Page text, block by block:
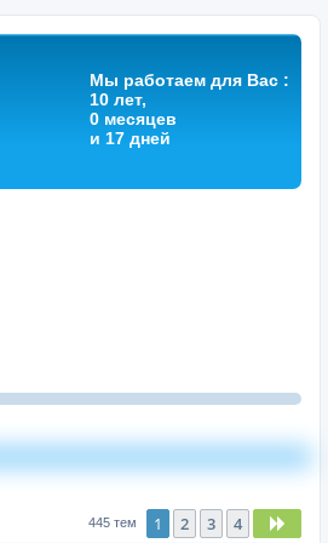
Мы работаем для Вас :
10 лет,
0 месяцев
и 17 дней
445 тем 1 2 3 4